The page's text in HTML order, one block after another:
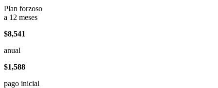
Plan forzoso
a 12 meses
$8,541
anual
$1,588
pago inicial